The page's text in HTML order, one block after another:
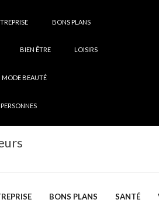
BONS PLANS
BIEN ÊTRE LOISIRS
MODE BEAUTÉ
BONS PLANS SANTÉ